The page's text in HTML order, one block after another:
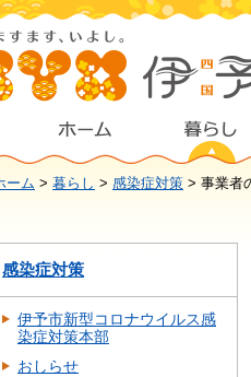
ーム > 暮らし > 感染症対策 > 事業者
感染症対策
伊予市新型コロナウイルス感
染症対策本部
おしらせ